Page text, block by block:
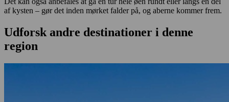
af kysten – gør det inden mørket falder på, og aberne kommer frem.
Udforsk andre destinationer i denne
region